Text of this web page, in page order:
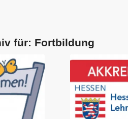
für: Fortbildung